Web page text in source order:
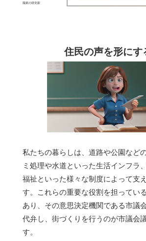
職業の研究家
住民の声を形にす
私たちの暮らしは、道路や公園など
ミ処理や水道といった生活インフラ
福祉といった様々な制度によって支
す。これらの重要な役割を担ってい
あり、その意思決定機関である市議
代弁し、街づくりを行うのが市議会
す。